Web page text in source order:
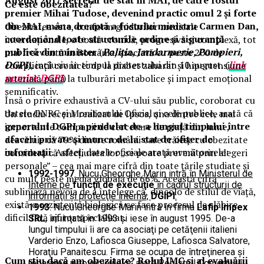
premier Mihai Tudose, devenind practic omul 2 şi forte
din MAI, mâna dreaptă a fostului ministru Carmen Dan,
coordonând toate structurile ordine şi siguranţă
publică din minister(Poliţia, Jandarmerie, Pompieri,
DGPI), inclusiv în timpul protestului din 10 august. (link
numire DGPI)
Însă o privire exhaustivă a CV-ului său public, coroborat cu
datele ONRC şi Monitorului Oficial şi cele publice, arată că
generalul DGPI a pendulat de-a lungul timpului între
afaceri private şi munca de la stat de ofiţer de
informaţii. Asftel, datele oficiale arată următoarele:
1992-1997. Nucu Gheorghe Marin intră în Ministerul de
Interne pefuncţii de execuţieîn cadrul structurii de
informaţii şi protecţie internă, DGIPI.
1993. Nucu Gheorghe Marin intră în firma Lafip Impex
SRL, înfiinţată în 1993 şi iese în august 1995. De-a
lungul timpului îi are ca asociaţi pe cetăţenii italieni
Varderio Enzo, Lafiosca Giuseppe, Lafiosca Salvatore,
Horaţiu Panaitescu. Firma se ocupa de întreţinerea şi
Ce este obezitatea?
Obezitatea este, conform ghidurilor medicale
internaționale, o boală cronică, progresivă și complexă, tot
mai frecventă în România, asociată cu peste 200 de
complicații cronice: de la diabet zaharat și hipertensiune
arterială până la tulburări metabolice și impact emoțional
semnificativ.
Un studiu recent realizat de Ipsos, una dintre cele mai
importante companii de cercetare de piață din lume,
dezvăluie că 79% dintre românii care trăiesc cu obezitate
consideră că afecțiunea lor „se poate preveni prin alegeri
personale” – cea mai mare cifră din toate țările studiate și
cu mult peste media globală de 66%. Această cifră
subliniază nevoia de a înțelege că, dincolo de stilul de viață,
există o rezistență biologică ce face procesul de slăbire
dificil fără ajutor specializat.
Cum știu dacă am obezitate? Rolul IMC și al evaluării